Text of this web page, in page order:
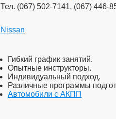
Тел. (067) 502-7141, (067) 446-
Nissan
Гибкий график занятий.
Опытные инструкторы.
Индивидуальный подход.
Различные программы
Автомобили с АКПП